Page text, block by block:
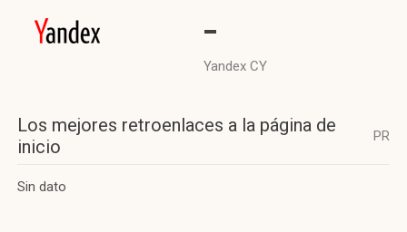
-
Yandex CY
Los mejores retroenlaces a la página de
inicio
PR
Sin dato